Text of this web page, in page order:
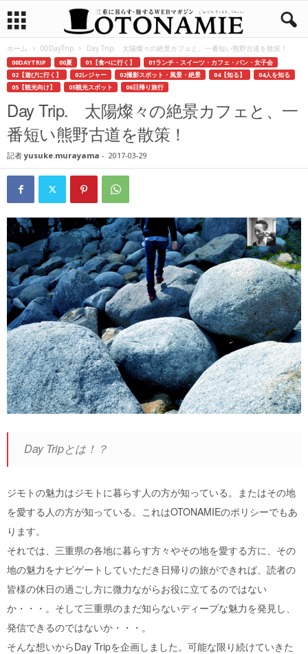
ホーム 00DayTrip Day Trip. 太陽燦々の絶景カフェと、一番短い熊野古道を散策！
00DAYTRIP 00夏 01【食べに行く】
01ランチ・スイーツ・カフェ・パン・女子会
02【遊びに行く】
02レジャー 02撮影スポット・風景・絶景 04【知る】
04人を知る
05【観光向け】
05観光スポット 06日帰り旅行
Day Trip. 太陽燦々の絶景カフェと、一
番短い熊野古道を散策！
記者 yusuke.murayama - 2017-03-29
Day Tripとは！？
ジモトの魅力はジモトに暮らす人の方が知っている。またはその地
を愛する人の方が知っている。これはOTONAMIEのポリシーでもあ
ります。
それでは、三重県の各地に暮らす方々やその地を愛する方に、その
地の魅力をナビゲートしていただき日帰りの旅ができれば、読者の
皆様の休日の過ごし方に微力ながらお役に立てるのではない
か・・・。そして三重県のまだ知らないディープな魅力を発見し、
発信できるのではないか・・・。
そんな想いからDay Tripを企画しました。可能な限り続けていきた